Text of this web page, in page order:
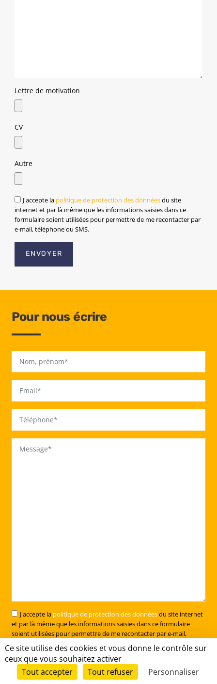
Lettre de motivation
CV
Autre
J'accepte la politique de protection des donnéesdu site
internet et par là même que les informations saisies dans ce
formulaire soient utilisées pour permettre de me recontacter par
e-mail, téléphone ou SMS.
ENVOYER
Pour nous écrire
J'accepte la politique de protection des donnéesdu site internet
et par là même que les informations saisies dans ce formulaire
soient utilisées pour permettre de me recontacter par e-mail,
téléphone ou SMS.
ENVOYER
Ce site utilise des cookies et vous donne le contrôle sur
ceux que vous souhaitez activer
Tout accepter
Tout refuser Personnaliser